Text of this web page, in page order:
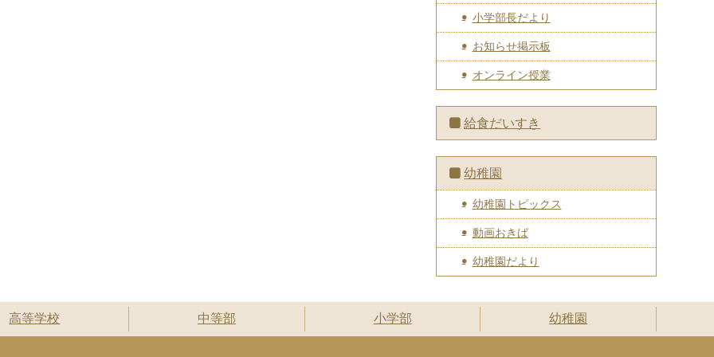
小学部長だより
お知らせ掲示板
オンライン授業
給食だいすき
幼稚園
幼稚園トピックス
動画おきば
幼稚園だより
高等学校 中等部 小学部 幼稚園